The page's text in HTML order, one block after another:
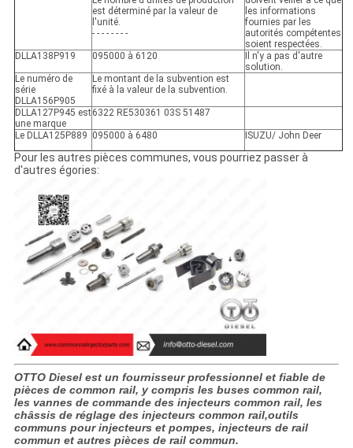
est déterminé par la valeur de
l'unité.
- - - - - - - -
les informations
fournies par les
autorités compétentes
soient respectées.
DLLA138P919
095000 à 6120
Il n'y a pas d'autre
solution.
Le numéro de
série
DLLA156P905
Le montant de la subvention est
fixé à la valeur de la subvention.
DLLA127P945 est
une marque
6322 RE530361 03S 51487
Le DLLA125P889 095000 à 6480 ISUZU/ John Deer
Pour les autres pièces communes, vous pourriez passer à
d'autres égories:
OTTO Diesel est un fournisseur professionnel et fiable de
pièces de common rail, y compris les buses common rail,
les vannes de commande des injecteurs common rail, les
châssis de réglage des injecteurs common rail,outils
communs pour injecteurs et pompes, injecteurs de rail
commun et autres pièces de rail commun.